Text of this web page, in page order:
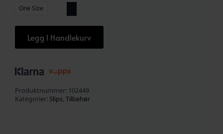
One Size
Legg I Handlekurv
Produktnummer: 102449
Kategorier: Slips, Tilbehør